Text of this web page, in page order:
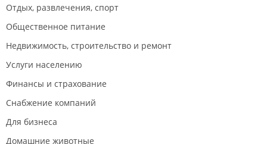
Отдых, развлечения, спорт
Общественное питание
Недвижимость, строительство и ремонт
Услуги населению
Финансы и страхование
Снабжение компаний
Для бизнеса
Домашние животные